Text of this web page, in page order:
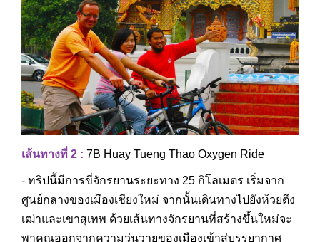
เส้นทางที่ 2 : 7B Huay Tueng Thao Oxygen Ride
- ทริปนี้มีการขี่จักรยานระยะทาง 25 กิโลเมตร เริ่มจาก
ศูนย์กลางของเมืองเชียงใหม่ จากนั้นเดินทางไปยังห้วยตึง
เฒ่าและเขาสุเทพ ด้วยเส้นทางจักรยานที่สร้างขึ้นใหม่จะ
พาคุณออกจากความวุ่นวายของเมืองเข้าสู่บรรยากาศ